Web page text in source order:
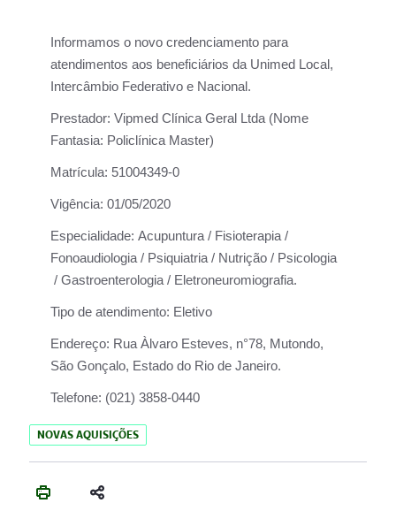
Informamos o novo credenciamento para
atendimentos aos beneficiários da Unimed Local,
Intercâmbio Federativo e Nacional.
Prestador: Vipmed Clínica Geral Ltda (Nome
Fantasia: Policlínica Master)
Matrícula: 51004349-0
Vigência: 01/05/2020
Especialidade: Acupuntura / Fisioterapia /
Fonoaudiologia / Psiquiatria / Nutrição / Psicologia
/ Gastroenterologia / Eletroneuromiografia.
Tipo de atendimento: Eletivo
Endereço: Rua Àlvaro Esteves, n°78, Mutondo,
São Gonçalo, Estado do Rio de Janeiro.
Telefone: (021) 3858-0440
NOVAS AQUISIÇÕES